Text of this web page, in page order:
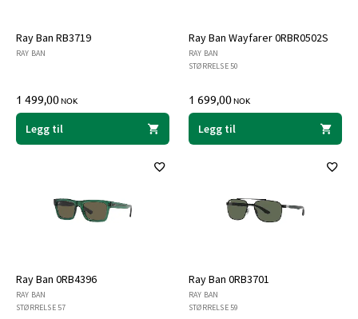
Ray Ban RB3719
RAY BAN
1 499,00NOK
Legg til
Ray Ban Wayfarer 0RBR0502S
RAY BAN
STØRRELSE 50
1 699,00NOK
Legg til
Ray Ban 0RB4396
RAY BAN
STØRRELSE 57
Ray Ban 0RB3701
RAY BAN
STØRRELSE 59